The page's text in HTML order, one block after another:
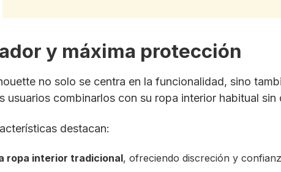
y máxima protección
no solo se centra en la funcionalidad, sino
usuarios combinarlos con su ropa interior habitual sin
destacan:
ropa interior tradicional, ofreciendo discreción y